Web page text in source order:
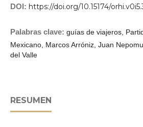
DOI: https://doi.org/10.15174/
Palabras clave: guías de viajeros,
Mexicano, Marcos Arróniz, Juan
del Valle
RESUMEN